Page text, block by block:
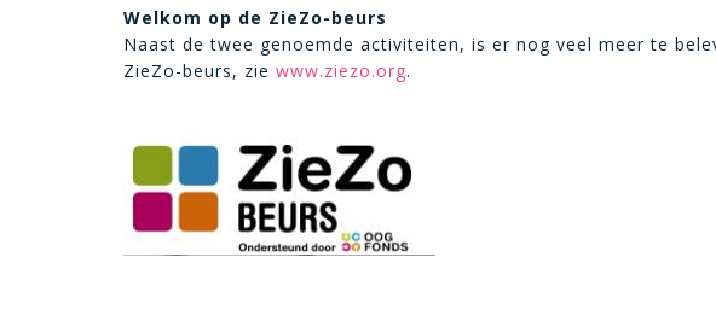
Welkom op de ZieZo-beurs
Naast de twee genoemde activiteiten, is er nog veel meer te
ZieZo-beurs, zie www.ziezo.org.